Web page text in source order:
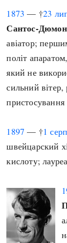
1873 — †23
Сантос-Дюмон
авіатор;
політ
який не
сильний
1897 — †1
швейцарский
кислоту;